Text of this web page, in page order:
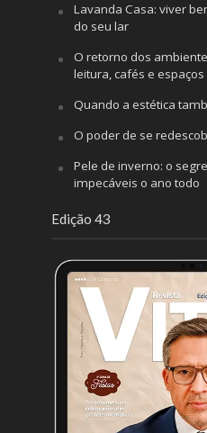
Lavanda Casa: viver
do seu lar
O retorno dos
leitura, cafés e
Quando a estética
O poder de se
Pele de inverno: o
impecáveis o ano todo
Edição 43